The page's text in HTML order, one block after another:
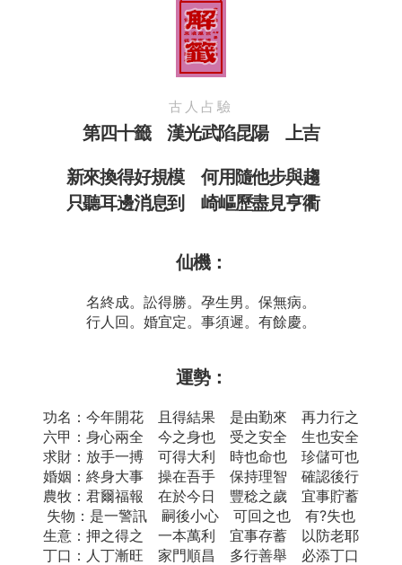
古人占驗
第四十籤 漢光武陷昆陽 上吉
新來換得好規模 何用隨他步與趨
只聽耳邊消息到 崎嶇歷盡見亨衢
仙機：
名終成。訟得勝。孕生男。保無病。
行人回。婚宜定。事須遲。有餘慶。
運勢：
功名：今年開花 且得結果 是由勤來 再力行之
六甲：身心兩全 今之身也 受之安全 生也安全
求財：放手一搏 可得大利 時也命也 珍儲可也
婚姻：終身大事 操在吾手 保持理智 確認後行
農牧：君爾福報 在於今日 豐稔之歲 宜事貯蓄
失物：是一警訊 嗣後小心 可回之也 有?失也
生意：押之得之 一本萬利 宜事存蓄 以防老耶
丁口：人丁漸旺 家門順昌 多行善舉 必添丁口